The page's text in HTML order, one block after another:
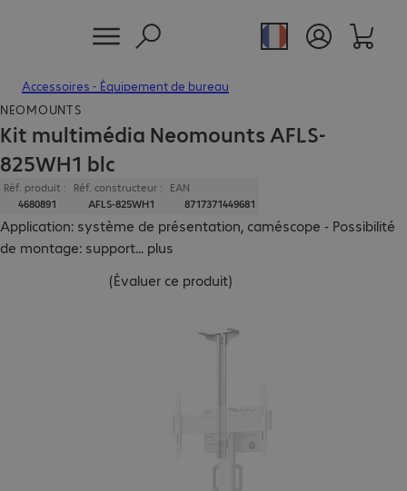
Accessoires - Équipement de bureau
NEOMOUNTS
Kit multimédia Neomounts AFLS-
825WH1 blc
Réf. produit :
4680891
Réf. constructeur :
AFLS-825WH1
EAN
8717371449681
Application: système de présentation, caméscope - Possibilité
de montage: support... plus
(Évaluer ce produit)